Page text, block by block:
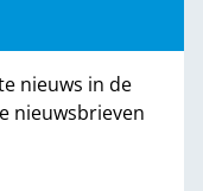
nieuws in de
nieuwsbrieven